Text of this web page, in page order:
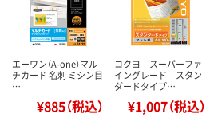
エーワン（A-one）マル
チカード 名刺 ミシン目
…
¥885（税込）
コクヨ スーパーファ
イングレード スタン
ダードタイプ…
¥1,007（税込）